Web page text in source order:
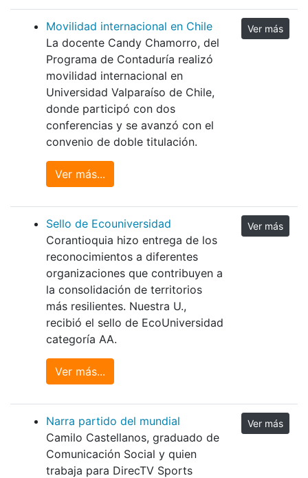
Movilidad internacional en Chile
La docente Candy Chamorro, del
Programa de Contaduría realizó
movilidad internacional en
Universidad Valparaíso de Chile,
donde participó con dos
conferencias y se avanzó con el
convenio de doble titulación.
Ver más...
Ver más
Sello de Ecouniversidad
Corantioquia hizo entrega de los
reconocimientos a diferentes
organizaciones que contribuyen a
la consolidación de territorios
más resilientes. Nuestra U.,
recibió el sello de EcoUniversidad
categoría AA.
Ver más...
Ver más
Narra partido del mundial
Camilo Castellanos, graduado de
Comunicación Social y quien
trabaja para DirecTV Sports
Ver más